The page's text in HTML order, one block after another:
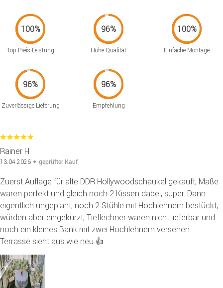
Top Preis-Leistung Hohe Qualität Einfache Montage
Zuverlässige Lieferung Empfehlung
Rainer H.
13.04.2026 geprüfter Kauf
Zuerst Auflage für alte DDR Hollywoodschaukel gekauft, Maße
waren perfekt und gleich noch 2 Kissen dabei, super. Dann
eigentlich ungeplant, noch 2 Stühle mit Hochlehnern bestückt,
würden aber eingekürzt, Tieflechner waren nicht lieferbar und
noch ein kleines Bank mit zwei Hochlehnern versehen.
Terrasse sieht aus wie neu 👍